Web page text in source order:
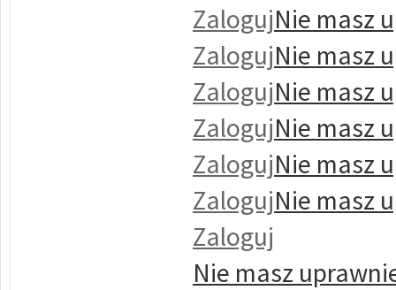
ZalogujNie masz
ZalogujNie masz
ZalogujNie masz
ZalogujNie masz
ZalogujNie masz
ZalogujNie masz
Zaloguj
Nie masz